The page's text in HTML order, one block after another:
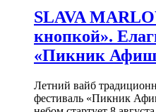
SLAVA
кнопкой».
«Пикник
Летний вайб
фестиваль «Пикник